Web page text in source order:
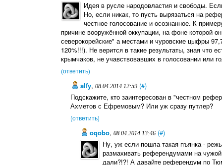
Идея в русле народовластия и свободы.
Но, если никак, то пусть вырязаться на
честное голосование и осознанное. К
причине вооружённой оккупации, на фоне которой
северокорейские" а местами и чуровские цыфры
120%!!!). Не верится в такие результаты, зная что
крымчаков, не учавствовавших в голосовании или
(ответить)
alfy,08.04.2014 12:59 (#)
Подскажите, кто заинтересован в "честном
Ахметов с Ефремовым? Или уж сразу путлер?
(ответить)
oqobo,08.04.2014 13:46 (#)
Ну, уж если пошла такая пъянка -
размахивать референдумами на
дали?!?! А давайте референдум по